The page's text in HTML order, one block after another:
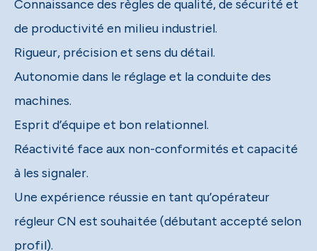
Connaissance des règles de qualité, de sécurité et
de productivité en milieu industriel.
Rigueur, précision et sens du détail.
Autonomie dans le réglage et la conduite des
machines.
Esprit d’équipe et bon relationnel.
Réactivité face aux non-conformités et capacité
à les signaler.
Une expérience réussie en tant qu’opérateur
régleur CN est souhaitée (débutant accepté selon
profil).